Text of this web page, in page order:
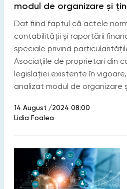
modul de organizare și
Dat fiind faptul că actele
contabilității și raportării
speciale privind
Asociațiile de proprietari din
legislației existente în
analizat modul de organizare
14 August /2024 08:00
Lidia Foalea